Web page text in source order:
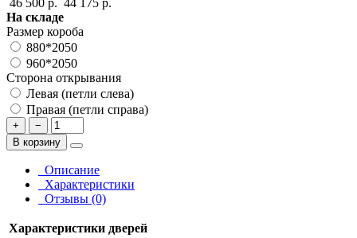
46 500 р. 44 175 р.
На складе
Размер короба
880*2050
960*2050
Сторона открывания
Левая (петли слева)
Правая (петли справа)
+
−
В корзину
Описание
Характеристики
Отзывы (0)
Характеристики дверей